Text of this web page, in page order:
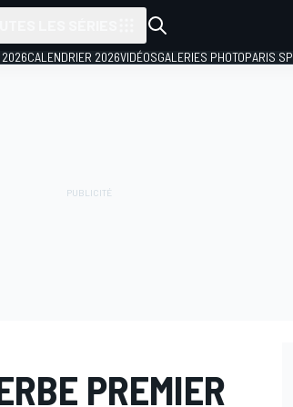
2026CALENDRIER 2026VIDÉOSGALERIES PHOTOPARIS
PREMIER